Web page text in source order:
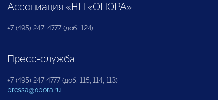
Ассоциация «НП «ОПОРА»
+7 (495) 247-4777 (доб. 124)
Пресс-служба
+7 (495) 247 4777 (доб. 115, 114, 113)
pressa@opora.ru